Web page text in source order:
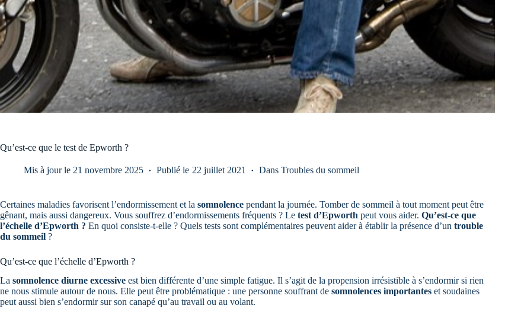
Qu’est-ce que le test de Epworth ?
Mis à jour le 21 novembre 2025 Publié le 22 juillet 2021 Dans Troubles du sommeil
Certaines maladies favorisent l’endormissement et la somnolence pendant la journée. Tomber de sommeil à tout moment peut être
gênant, mais aussi dangereux. Vous souffrez d’endormissements fréquents ? Le test d’Epworth peut vous aider. Qu’est-ce que
l’échelle d’Epworth ? En quoi consiste-t-elle ? Quels tests sont complémentaires peuvent aider à établir la présence d’un trouble
du sommeil ?
Qu’est-ce que l’échelle d’Epworth ?
La somnolence diurne excessive est bien différente d’une simple fatigue. Il s’agit de la propension irrésistible à s’endormir si rien
ne nous stimule autour de nous. Elle peut être problématique : une personne souffrant de somnolences importantes et soudaines
peut aussi bien s’endormir sur son canapé qu’au travail ou au volant.